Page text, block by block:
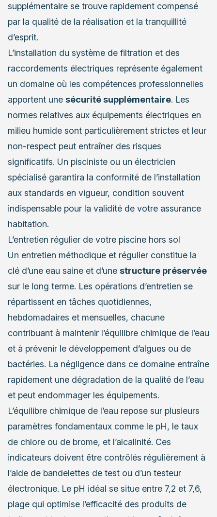
supplémentaire se trouve rapidement compensé
par la qualité de la réalisation et la tranquillité
d’esprit.
L’installation du système de filtration et des
raccordements électriques représente également
un domaine où les compétences professionnelles
apportent une sécurité supplémentaire. Les
normes relatives aux équipements électriques en
milieu humide sont particulièrement strictes et leur
non-respect peut entraîner des risques
significatifs. Un pisciniste ou un électricien
spécialisé garantira la conformité de l’installation
aux standards en vigueur, condition souvent
indispensable pour la validité de votre assurance
habitation.
L’entretien régulier de votre piscine hors sol
Un entretien méthodique et régulier constitue la
clé d’une eau saine et d’une structure préservée
sur le long terme. Les opérations d’entretien se
répartissent en tâches quotidiennes,
hebdomadaires et mensuelles, chacune
contribuant à maintenir l’équilibre chimique de l’eau
et à prévenir le développement d’algues ou de
bactéries. La négligence dans ce domaine entraîne
rapidement une dégradation de la qualité de l’eau
et peut endommager les équipements.
L’équilibre chimique de l’eau repose sur plusieurs
paramètres fondamentaux comme le pH, le taux
de chlore ou de brome, et l’alcalinité. Ces
indicateurs doivent être contrôlés régulièrement à
l’aide de bandelettes de test ou d’un testeur
électronique. Le pH idéal se situe entre 7,2 et 7,6,
plage qui optimise l’efficacité des produits de